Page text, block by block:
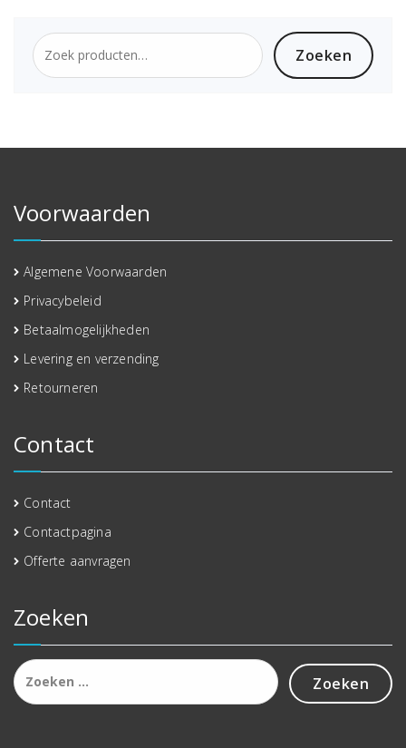
Zoeken
naar:
Zoeken
Voorwaarden
Algemene Voorwaarden
Privacybeleid
Betaalmogelijkheden
Levering en verzending
Retourneren
Contact
Contact
Contactpagina
Offerte aanvragen
Zoeken
Zoeken
naar: